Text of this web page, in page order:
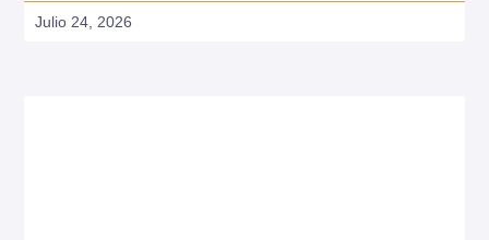
Julio 24, 2026